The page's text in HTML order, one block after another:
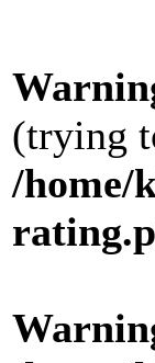
(trying
/home/